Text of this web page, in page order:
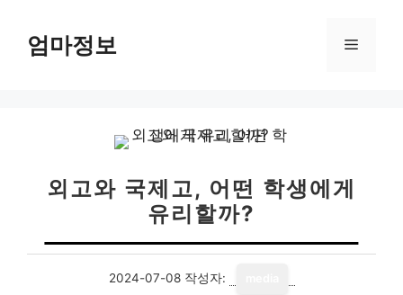
엄마정보 메
외고와 국제고, 어떤 학생에게
유리할까?
2024-07-08 작성자: